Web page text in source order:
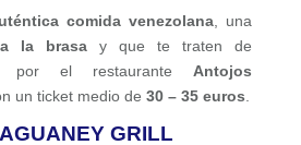
comida venezolana , una
la brasay que te traten de
por el restaurante Antojos
un ticket medio de 30 – 35 euros
GRILL